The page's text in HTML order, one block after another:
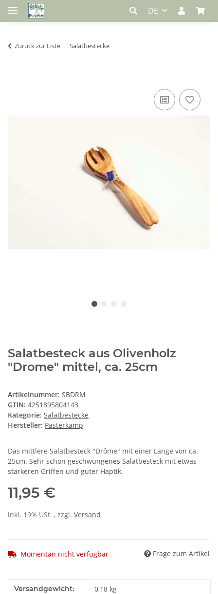
DE
Zurück zur Liste Salatbestecke
Salatbesteck aus Olivenholz
"Drome" mittel, ca. 25cm
Artikelnummer: SBDRM
GTIN: 4251895804143
Kategorie: Salatbestecke
Hersteller: Pasterkamp
Das mittlere Salatbesteck "Drôme" mit einer Länge von ca.
25cm. Sehr schön geschwungenes Salatbesteck mit etwas
stärkeren Griffen und guter Haptik.
11,95 €
inkl. 19% USt. , zzgl. Versand
Momentan nicht verfügbar Frage zum Artikel
Produkteigenschaft
Wert
Versandgewicht: 0,18 kg